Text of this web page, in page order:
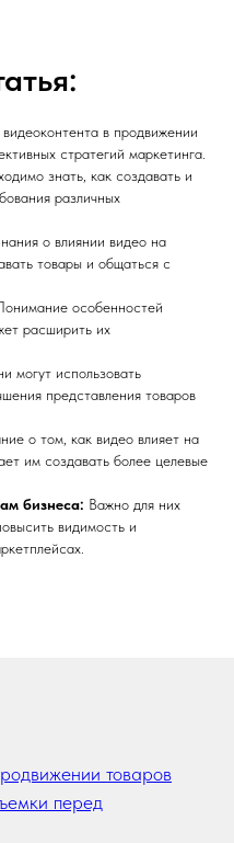
в продвижении
стратегий маркетинга.
знать, как создавать и
различных
о влиянии видео на
товары и общаться с
особенностей
расширить их
могут использовать
представления товаров
о том, как видео влияет на
им создавать более целевые
бизнеса: Важно для них
видимость и
товаров
перед